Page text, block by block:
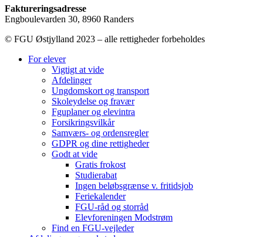
Faktureringsadresse
Engboulevarden 30, 8960 Randers
© FGU Østjylland 2023 – alle rettigheder forbeholdes
For elever
Vigtigt at vide
Afdelinger
Ungdomskort og transport
Skoleydelse og fravær
Fguplaner og elevintra
Forsikringsvilkår
Samværs- og ordensregler
GDPR og dine rettigheder
Godt at vide
Gratis frokost
Studierabat
Ingen beløbsgrænse v. fritidsjob
Feriekalender
FGU-råd og storråd
Elevforeningen Modstrøm
Find en FGU-vejleder